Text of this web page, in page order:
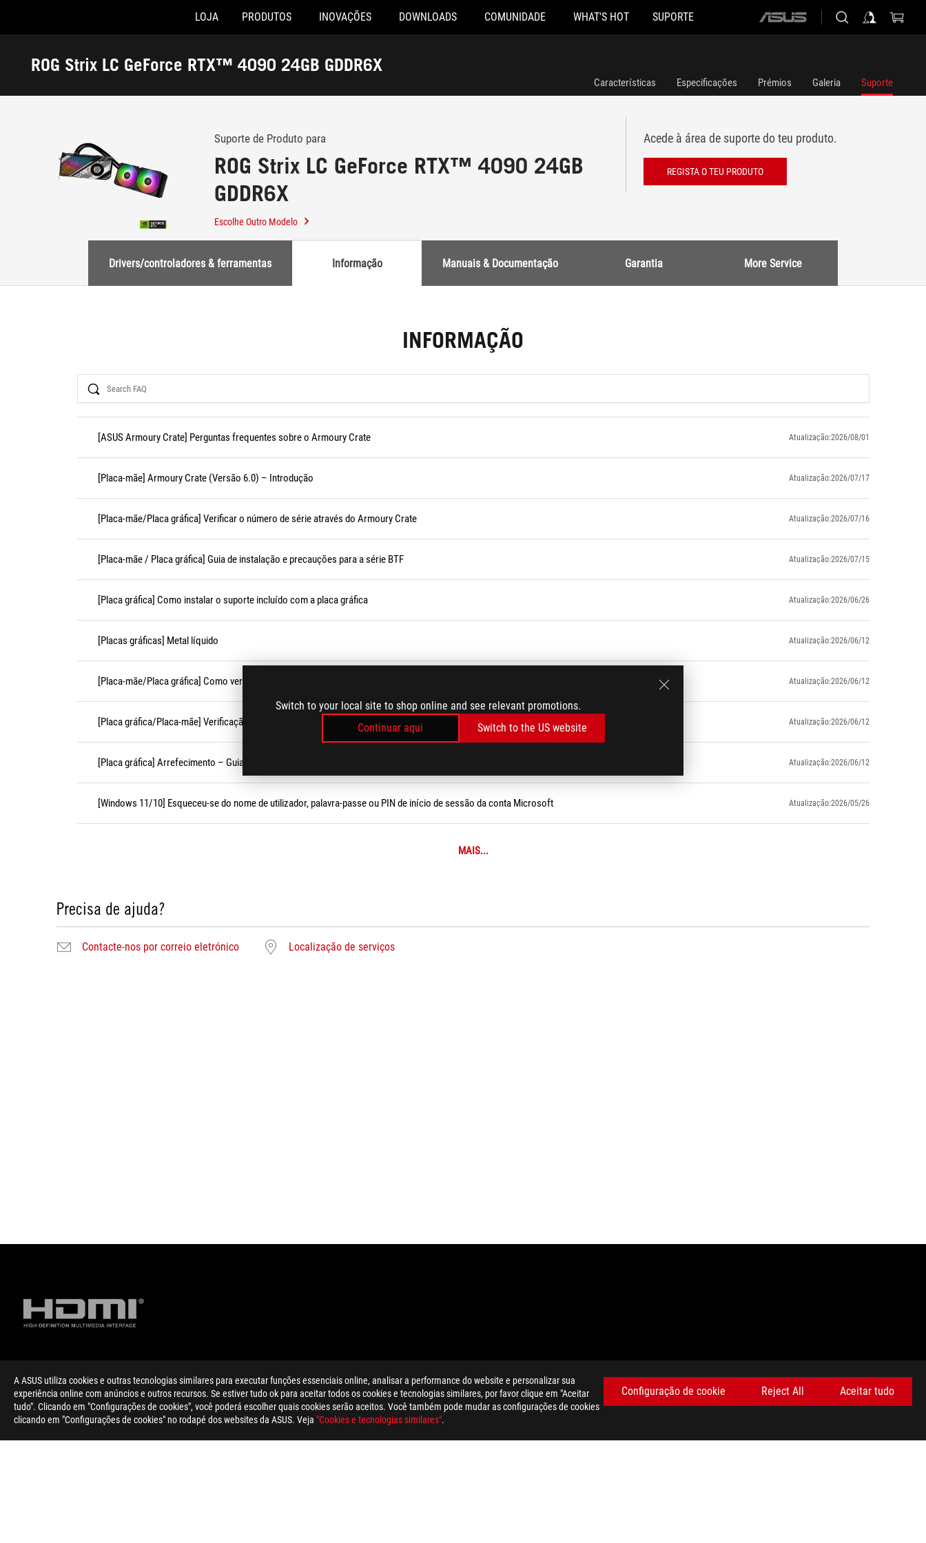
A ASUS utiliza cookies e outras tecnologias similares para executar funções essenciais online, analisar a performance do website e personalizar sua
experiência online com anúncios e outros recursos. Se estiver tudo ok para aceitar todos os cookies e tecnologias similares, por favor clique em "Aceitar
tudo". Clicando em "Configurações de cookies", você poderá escolher quais cookies serão aceitos. Você também pode mudar as configurações de cookies
clicando em "Configurações de cookies" no rodapé dos websites da ASUS. Veja "Cookies e tecnologias similares".
Configuração de cookie Reject All Aceitar tudo
Switch to your local site to shop online and see relevant promotions.
Continuar aqui
Switch to the US website
Accessibility links
LOJA PRODUTOS INOVAÇÕES DOWNLOADS COMUNIDADE WHAT'S HOT SUPORTE
ASUS
ROG Strix LC GeForce RTX™ 4090 24GB GDDR6X
Suporte
Características Especificações Prémios Galeria Suporte
Suporte de Produto para
ROG Strix LC GeForce RTX™ 4090 24GB
GDDR6X
Escolhe Outro Modelo
Acede à área de suporte do teu produto.
REGISTA O TEU PRODUTO
Drivers/controladores & ferramentas Informação Manuais & Documentação Garantia More Service
INFORMAÇÃO
Search
[ASUS Armoury Crate] Perguntas frequentes sobre o Armoury Crate Atualização:2026/08/01
[Placa-mãe] Armoury Crate (Versão 6.0) – Introdução Atualização:2026/07/17
[Placa-mãe/Placa gráfica] Verificar o número de série através do Armoury Crate Atualização:2026/07/16
[Placa-mãe / Placa gráfica] Guia de instalação e precauções para a série BTF Atualização:2026/07/15
[Placa gráfica] Como instalar o suporte incluído com a placa gráfica Atualização:2026/06/26
[Placas gráficas] Metal líquido Atualização:2026/06/12
[Placa-mãe/Placa gráfica] Como verificar as informações do dispositivo relacionadas com a placa-mãe através do Dxdiag? Atualização:2026/06/12
[Placa gráfica/Placa-mãe] Verificação do modo de funcionamento (velocidade) da interface PCIe Atualização:2026/06/12
[Placa gráfica] Arrefecimento – Guia de resolução de problemas Atualização:2026/06/12
[Windows 11/10] Esqueceu-se do nome de utilizador, palavra-passe ou PIN de início de sessão da conta Microsoft Atualização:2026/05/26
MAIS...
Precisa de ajuda?
Contacte-nos por correio eletrónico Localização de serviços
Disclaimer
Os termos HDMI, HDMI High-Definition Multimedia Interface (interface multimédia de alta-definição), a apresentação comercial HDMI e os Logótipos HDMI são marcas comerciais ou marcas
registadas da HDMI Licensing Administrator, Inc.
For pricing information, ASUS is only entitled to set a recommendation resale price. All resellers are free to set their own price as they wish.
Price may not include extra fee, including tax、shipping、handling、recycling fee.